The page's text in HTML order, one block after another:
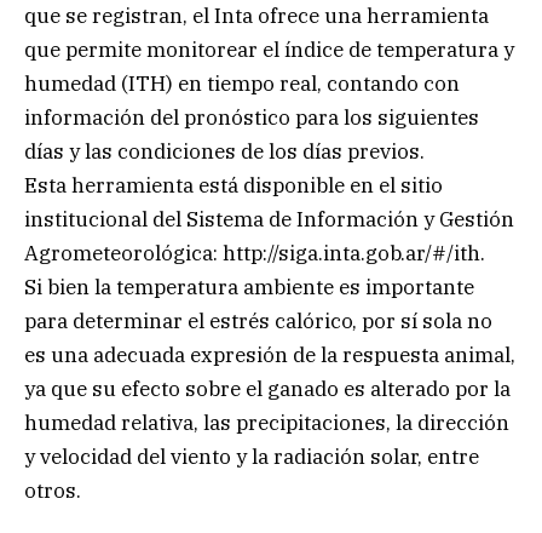
que se registran, el Inta ofrece una herramienta
que permite monitorear el índice de temperatura y
humedad (ITH) en tiempo real, contando con
información del pronóstico para los siguientes
días y las condiciones de los días previos.
Esta herramienta está disponible en el sitio
institucional del Sistema de Información y Gestión
Agrometeorológica: http://siga.inta.gob.ar/#/ith.
Si bien la temperatura ambiente es importante
para determinar el estrés calórico, por sí sola no
es una adecuada expresión de la respuesta animal,
ya que su efecto sobre el ganado es alterado por la
humedad relativa, las precipitaciones, la dirección
y velocidad del viento y la radiación solar, entre
otros.